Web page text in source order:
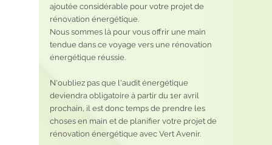
ajoutée considérable pour votre projet de
rénovation énergétique.
Nous sommes là pour vous offrir une main
tendue dans ce voyage vers une rénovation
énergétique réussie.
N'oubliez pas que l'audit énergétique
deviendra obligatoire à partir du 1er avril
prochain, il est donc temps de prendre les
choses en main et de planifier votre projet de
rénovation énergétique avec Vert Avenir.